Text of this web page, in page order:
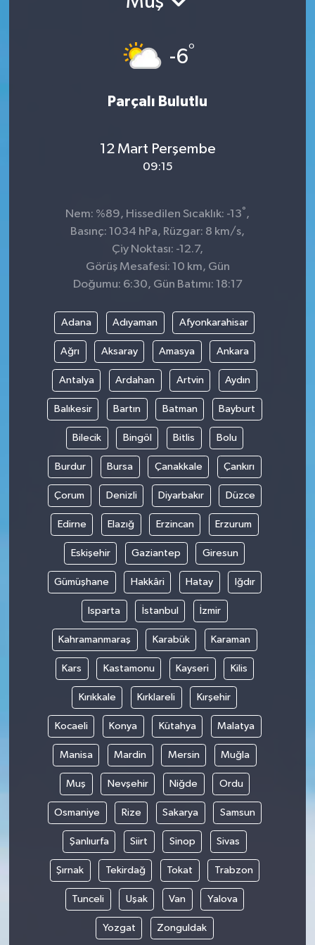
-6°
Parçalı Bulutlu
12 Mart Perşembe
09:15
Nem: %89, Hissedilen Sıcaklık: -13° ,
Basınç: 1034 hPa, Rüzgar: 8 km/s,
Çiy Noktası: -12.7,
Görüş Mesafesi: 10 km, Gün
Doğumu: 6:30, Gün Batımı: 18:17
Adana Adıyaman Afyonkarahisar
Ağrı Aksaray Amasya Ankara
Antalya Ardahan Artvin Aydın
Balıkesir Bartın Batman Bayburt
Bilecik Bingöl Bitlis Bolu
Burdur Bursa Çanakkale Çankırı
Çorum Denizli Diyarbakır Düzce
Edirne Elazığ Erzincan Erzurum
Eskişehir Gaziantep Giresun
Gümüşhane Hakkâri Hatay Iğdır
Isparta İstanbul İzmir
Kahramanmaraş Karabük Karaman
Kars Kastamonu Kayseri Kilis
Kırıkkale Kırklareli Kırşehir
Kocaeli Konya Kütahya Malatya
Manisa Mardin Mersin Muğla
Muş Nevşehir Niğde Ordu
Osmaniye Rize Sakarya Samsun
Şanlıurfa Siirt Sinop Sivas
Şırnak Tekirdağ Tokat Trabzon
Tunceli Uşak Van Yalova
Yozgat Zonguldak